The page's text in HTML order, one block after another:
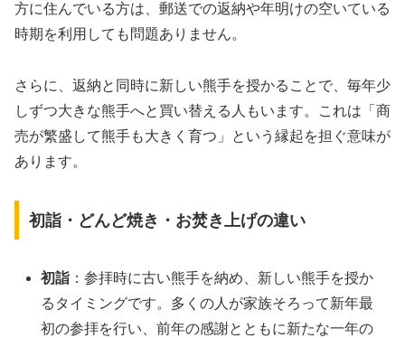
方に住んでいる方は、郵送での返納や年明けの空いている
時期を利用しても問題ありません。
さらに、返納と同時に新しい熊手を授かることで、毎年少
しずつ大きな熊手へと買い替える人もいます。これは「商
売が繁盛して熊手も大きく育つ」という縁起を担ぐ意味が
あります。
初詣・どんど焼き・お焚き上げの違い
初詣 ：参拝時に古い熊手を納め、新しい熊手を授か
るタイミングです。多くの人が家族そろって新年最
初の参拝を行い、前年の感謝とともに新たな一年の